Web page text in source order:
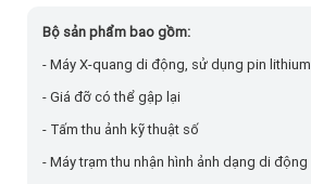
Bộ sản phẩm bao gồm:
- Máy X-quang di động, sử dụng pin lithium
- Giá đỡ có thể gập lại
- Tấm thu ảnh kỹ thuật số
- Máy trạm thu nhận hình ảnh dạng di động